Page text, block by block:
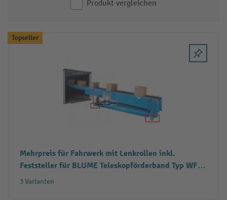
Produkt vergleichen
Topseller
Mehrpreis für Fahrwerk mit Lenkrollen inkl.
Feststeller für BLUME Teleskopförderband Typ WFT
3-Stufig
3 Varianten